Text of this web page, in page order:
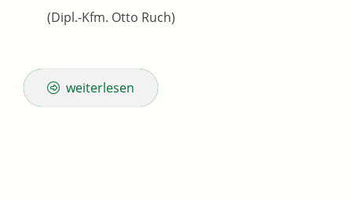
(Dipl.-Kfm. Otto Ruch)
weiterlesen